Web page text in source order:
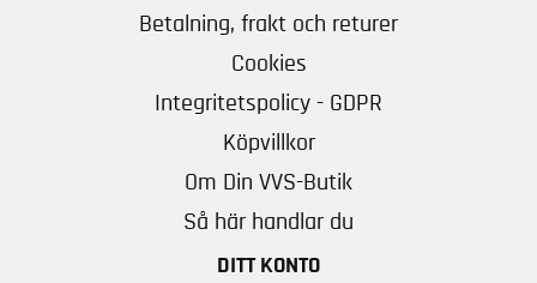
Betalning, frakt och returer
Cookies
Integritetspolicy - GDPR
Köpvillkor
Om Din VVS-Butik
Så här handlar du
DITT KONTO